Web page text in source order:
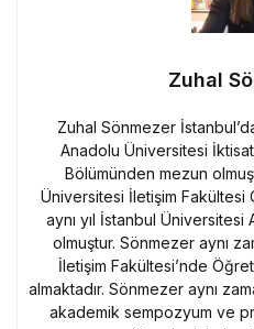
Zuhal
Zuhal Sönmezer
Anadolu Üniversitesi
Bölümünden mezun
Üniversitesi İletişim Fakültesi
aynı yıl İstanbul
olmuştur. Sönmezer aynı
İletişim Fakültesi’nde
almaktadır. Sönmezer aynı
akademik sempozyum ve